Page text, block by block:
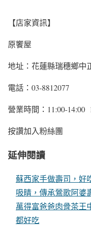
【店家資訊】
原饗屋
地址：花蓮縣瑞穗鄉中
電話：03-8812077
營業時間：11:00-14:00
按讚加入粉絲團
延伸閱讀
蘇西家手做壽司，好
吸睛，傳承鶯歌阿婆
萬得富爸爸肉骨茶王
都好吃